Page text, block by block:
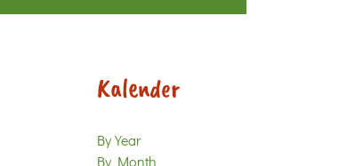
Kalender
By Year
By Month